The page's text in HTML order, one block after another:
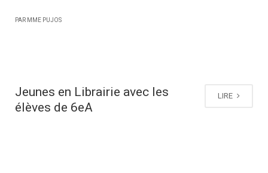
PAR MME PUJOS
LIRE
Jeunes en Librairie avec les
élèves de 6eA